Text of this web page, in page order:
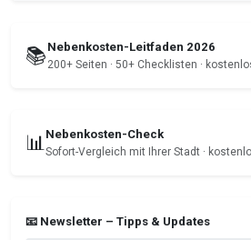
📚 Nebenkosten-Leitfaden 2026
200+ Seiten · 50+ Checklisten ·
📊 Nebenkosten-Check
Sofort-Vergleich mit Ihrer Stadt ·
📧 Newsletter – Tipps & Updates